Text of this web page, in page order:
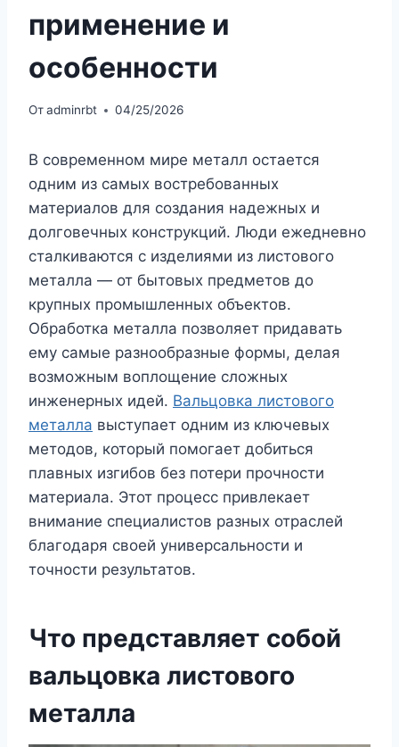
применение и
особенности
Отadminrbt 04/25/2026
В современном мире металл остается
одним из самых востребованных
материалов для создания надежных и
долговечных конструкций. Люди ежедневно
сталкиваются с изделиями из листового
металла — от бытовых предметов до
крупных промышленных объектов.
Обработка металла позволяет придавать
ему самые разнообразные формы, делая
возможным воплощение сложных
инженерных идей. Вальцовка листового
металла выступает одним из ключевых
методов, который помогает добиться
плавных изгибов без потери прочности
материала. Этот процесс привлекает
внимание специалистов разных отраслей
благодаря своей универсальности и
точности результатов.
Что представляет собой
вальцовка листового
металла